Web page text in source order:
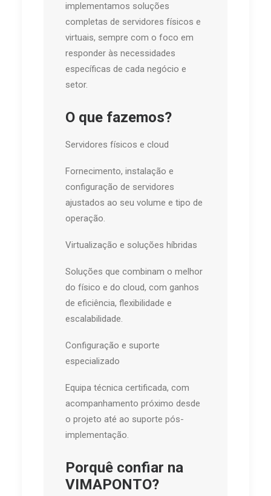
implementamos soluções
completas de servidores físicos e
virtuais, sempre com o foco em
responder às necessidades
específicas de cada negócio e
setor.
O que fazemos?
Servidores físicos e cloud
Fornecimento, instalação e
configuração de servidores
ajustados ao seu volume e tipo de
operação.
Virtualização e soluções híbridas
Soluções que combinam o melhor
do físico e do cloud, com ganhos
de eficiência, flexibilidade e
escalabilidade.
Configuração e suporte
especializado
Equipa técnica certificada, com
acompanhamento próximo desde
o projeto até ao suporte pós-
implementação.
Porquê confiar na
VIMAPONTO?